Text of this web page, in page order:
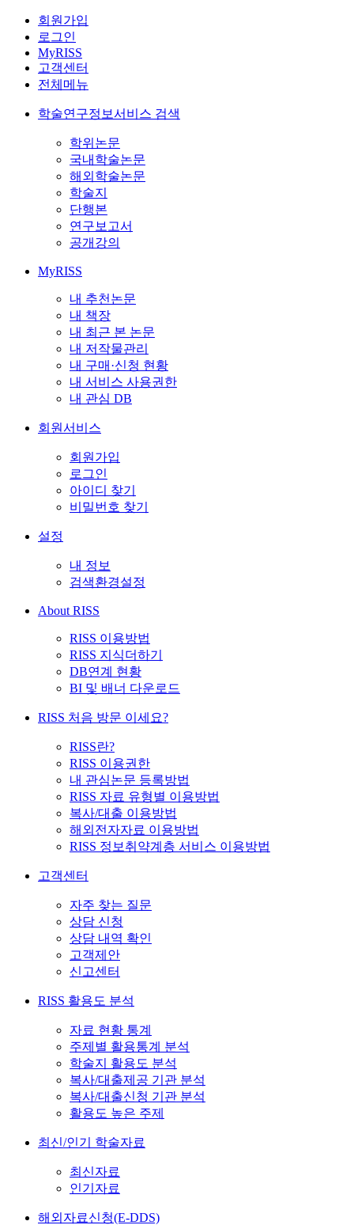
회원가입
로그인
MyRISS
고객센터
전체메뉴
학술연구정보서비스 검색
학위논문
국내학술논문
해외학술논문
학술지
단행본
연구보고서
공개강의
MyRISS
내 추천논문
내 책장
내 최근 본 논문
내 저작물관리
내 구매·신청 현황
내 서비스 사용권한
내 관심 DB
회원서비스
회원가입
로그인
아이디 찾기
비밀번호 찾기
설정
내 정보
검색환경설정
About RISS
RISS 이용방법
RISS 지식더하기
DB연계 현황
BI 및 배너 다운로드
RISS 처음 방문 이세요?
RISS란?
RISS 이용권한
내 관심논문 등록방법
RISS 자료 유형별 이용방법
복사/대출 이용방법
해외전자자료 이용방법
RISS 정보취약계층 서비스 이용방법
고객센터
자주 찾는 질문
상담 신청
상담 내역 확인
고객제안
신고센터
RISS 활용도 분석
자료 현황 통계
주제별 활용통계 분석
학술지 활용도 분석
복사/대출제공 기관 분석
복사/대출신청 기관 분석
활용도 높은 주제
최신/인기 학술자료
최신자료
인기자료
해외자료신청(E-DDS)